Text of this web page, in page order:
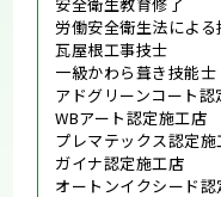
労働安全衛生法によ
瓦屋根工事技士
一級かわら葺き技能士
アドグリーンコート認
WBアート認定施工店
プレマテックス認定施
ガイナ認定施工店
オートンイクシード